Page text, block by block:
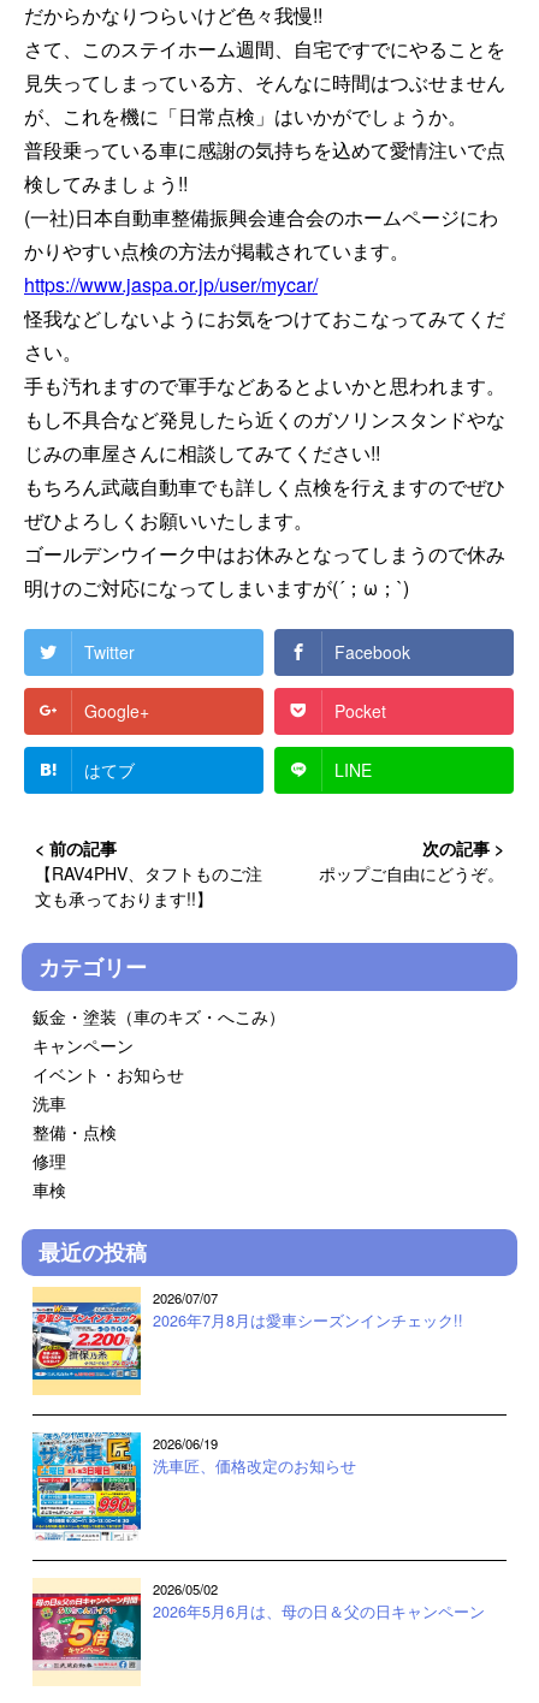
だからかなりつらいけど色々我慢!!
さて、このステイホーム週間、自宅ですでにやることを
見失ってしまっている方、そんなに時間はつぶせません
が、これを機に「日常点検」はいかがでしょうか。
普段乗っている車に感謝の気持ちを込めて愛情注いで点
検してみましょう!!
(一社)日本自動車整備振興会連合会のホームページにわ
かりやすい点検の方法が掲載されています。
https://www.jaspa.or.jp/user/mycar/
怪我などしないようにお気をつけておこなってみてくだ
さい。
手も汚れますので軍手などあるとよいかと思われます。
もし不具合など発見したら近くのガソリンスタンドやな
じみの車屋さんに相談してみてください!!
もちろん武蔵自動車でも詳しく点検を行えますのでぜひ
ぜひよろしくお願いいたします。
ゴールデンウイーク中はお休みとなってしまうので休み
明けのご対応になってしまいますが(´；ω；`)
Twitter Facebook
Google+ Pocket
はてブ LINE
【RAV4PHV、タフトものご注
文も承っております!!】
ポップご自由にどうぞ。
カテゴリー
鈑金・塗装（車のキズ・へこみ）
キャンペーン
イベント・お知らせ
洗車
整備・点検
修理
車検
最近の投稿
2026/07/07
2026年7月8月は愛車シーズンインチェック!!
2026/06/19
洗車匠、価格改定のお知らせ
2026/05/02
2026年5月6月は、母の日＆父の日キャンペーン